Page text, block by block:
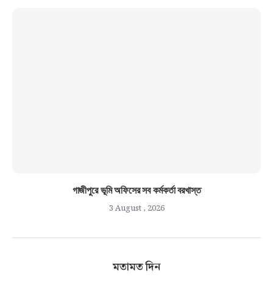
গাজীপুরে ভূমি অফিসের সব কর্মকর্তা বরখাস্ত
3 August , 2026
মতামত দিন